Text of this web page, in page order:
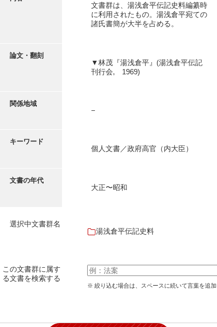
阿武孝太郎文書
市川家文書(千葉県)
厳島神社祭礼堅田中組水上会講文書
厳島神社念仏踊堅田下組流田会講文書
一宝家文書
文書群は、湯浅倉平伝記史料編纂時
に利用されたもの。湯浅倉平宛ての
諸氏書簡が大半を占める。
論文・翻刻
▼林茂『湯浅倉平』(湯浅倉平伝記
刊行会, 1969)
関係地域
−
キーワード
個人文書／政府高官（内大臣）
文書の年代
大正〜昭和
選択中文書群名
湯浅倉平伝記史料
この文書群に属す
る文書を検索する
※ 絞り込む場合は、スペースに続いて言葉を追